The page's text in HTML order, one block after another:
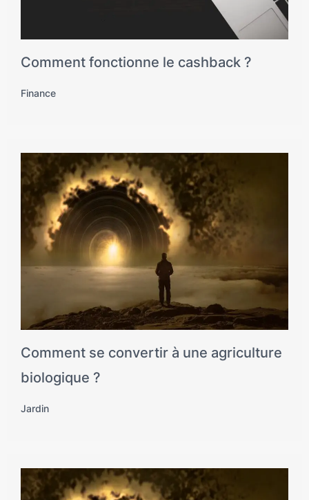
Comment fonctionne le cashback ?
Finance
Comment se convertir à une agriculture
biologique ?
Jardin